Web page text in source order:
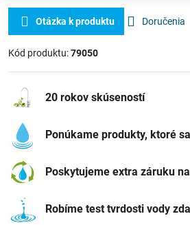
Otázka k produktu Doručenia
Kód produktu:79050
20 rokov skúseností
Ponúkame produkty, ktoré
Poskytujeme extra záruku
Robíme test tvrdosti vody